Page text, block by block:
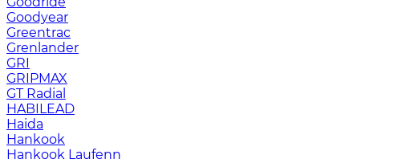
Goodyear
Greentrac
Grenlander
GRI
GRIPMAX
GT Radial
HABILEAD
Haida
Hankook
Hankook Laufenn